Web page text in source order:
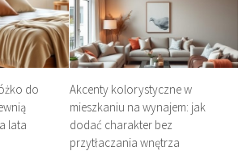
do
lata
Akcenty kolorystyczne w
mieszkaniu na wynajem: jak
dodać charakter bez
przytłaczania wnętrza